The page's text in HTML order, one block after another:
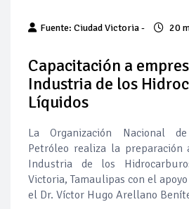
"procesadoras" ilegales
Pacto dispara 83% ventas diésel
Incertidumbre regulatoria pone a
las Estaciones de Servicio familiares
Precio del diésel comprime el
espera estabilización del mercado
Fuente: Ciudad Victoria - 20
Capacitación a
Industria de los
Líquidos
La Organización Nacional
Petróleo realiza la preparación
Industria de los
Victoria, Tamaulipas con el
el Dr. Víctor Hugo Arellano